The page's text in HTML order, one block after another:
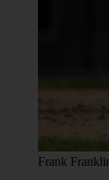
Frank